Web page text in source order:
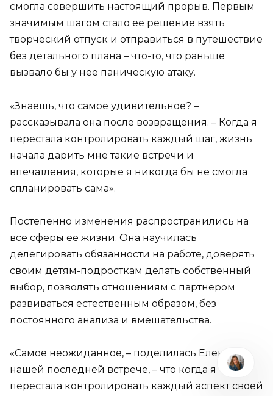
смогла совершить настоящий прорыв. Первым
значимым шагом стало ее решение взять
творческий отпуск и отправиться в путешествие
без детального плана – что-то, что раньше
вызвало бы у нее паническую атаку.
«Знаешь, что самое удивительное? –
рассказывала она после возвращения. – Когда я
перестала контролировать каждый шаг, жизнь
начала дарить мне такие встречи и
впечатления, которые я никогда бы не смогла
спланировать сама».
Постепенно изменения распространились на
все сферы ее жизни. Она научилась
делегировать обязанности на работе, доверять
своим детям-подросткам делать собственный
выбор, позволять отношениям с партнером
развиваться естественным образом, без
постоянного анализа и вмешательства.
«Самое неожиданное, – поделилась Елена на
нашей последней встрече, – что когда я
перестала контролировать каждый аспект своей